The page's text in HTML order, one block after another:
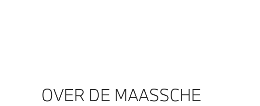
OVER DE MAASSCHE